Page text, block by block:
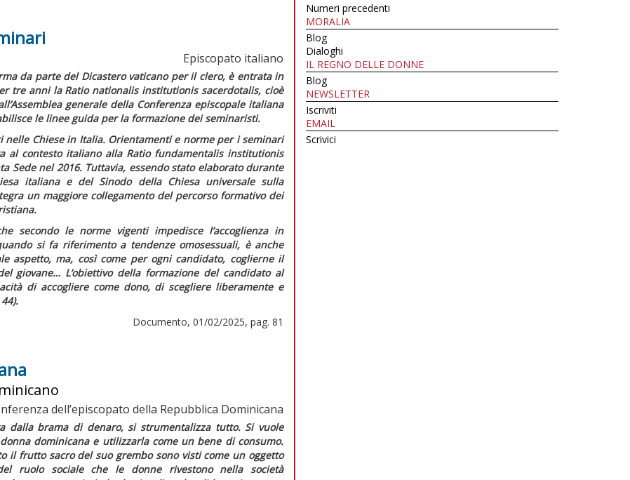
Episcopato italiano
da parte del Dicastero vaticano per il clero, è entrata in
tre anni la Ratio nationalis institutionis sacerdotalis, cioè
generale della Conferenza episcopale italiana
le linee guida per la formazione dei seminaristi.
nelle Chiese in Italia. Orientamenti e norme per i seminari
al contesto italiano alla Ratio fundamentalis institutionis
Sede nel 2016. Tuttavia, essendo stato elaborato durante
italiana e del Sinodo della Chiesa universale sulla
un maggiore collegamento del percorso formativo dei
secondo le norme vigenti impedisce l’accoglienza in
si fa riferimento a tendenze omosessuali, è anche
aspetto, ma, così come per ogni candidato, coglierne il
giovane… L’obiettivo della formazione del candidato al
di accogliere come dono, di scegliere liberamente e
Documento, 01/02/2025, pag. 81
dell’episcopato della Repubblica Dominicana
dalla brama di denaro, si strumentalizza tutto. Si vuole
dominicana e utilizzarla come un bene di consumo.
il frutto sacro del suo grembo sono visti come un oggetto
ruolo sociale che le donne rivestono nella società
Numeri precedenti
MORALIA
Blog
Dialoghi
IL REGNO DELLE DONNE
Blog
NEWSLETTER
Iscriviti
EMAIL
Scrivici